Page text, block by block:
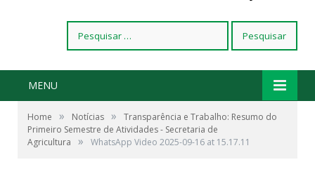
por:
MENU
Home » Notícias »
Transparência e Trabalho: Resumo do
Primeiro Semestre de Atividades - Secretaria de
Agricultura
» WhatsApp Video 2025-09-16 at 15.17.11